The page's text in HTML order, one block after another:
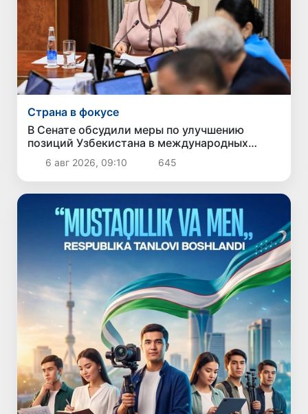
Страна в фокусе
В Сенате обсудили меры по улучшению
позиций Узбекистана в международных
рейтингах и индексах
6 авг 2026, 09:10 645